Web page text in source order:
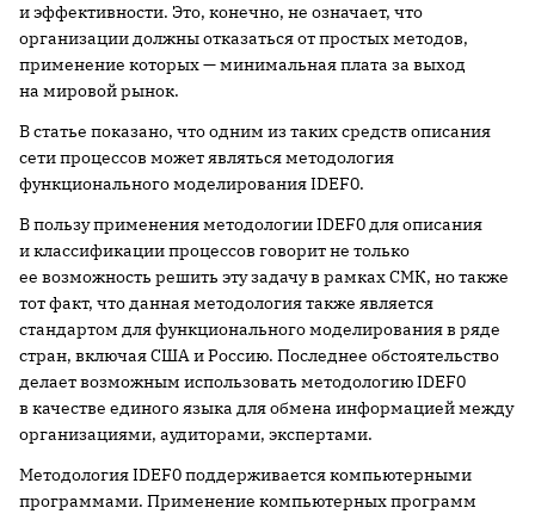
и эффективности. Это, конечно, не означает, что
организации должны отказаться от простых методов,
применение которых — минимальная плата за выход
на мировой рынок.
В статье показано, что одним из таких средств описания
сети процессов может являться методология
функционального моделирования IDEF0.
В пользу применения методологии IDEF0 для описания
и классификации процессов говорит не только
ее возможность решить эту задачу в рамках СМК, но также
тот факт, что данная методология также является
стандартом для функционального моделирования в ряде
стран, включая США и Россию. Последнее обстоятельство
делает возможным использовать методологию IDEF0
в качестве единого языка для обмена информацией между
организациями, аудиторами, экспертами.
Методология IDEF0 поддерживается компьютерными
программами. Применение компьютерных программ